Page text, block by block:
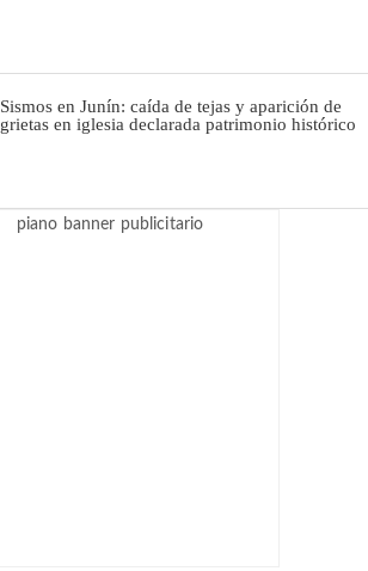
Sismos en Junín: caída de tejas y aparición de
grietas en iglesia declarada patrimonio histórico